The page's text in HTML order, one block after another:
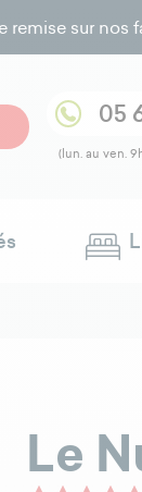
remise sur nos
05
(lun. au ven.
Le